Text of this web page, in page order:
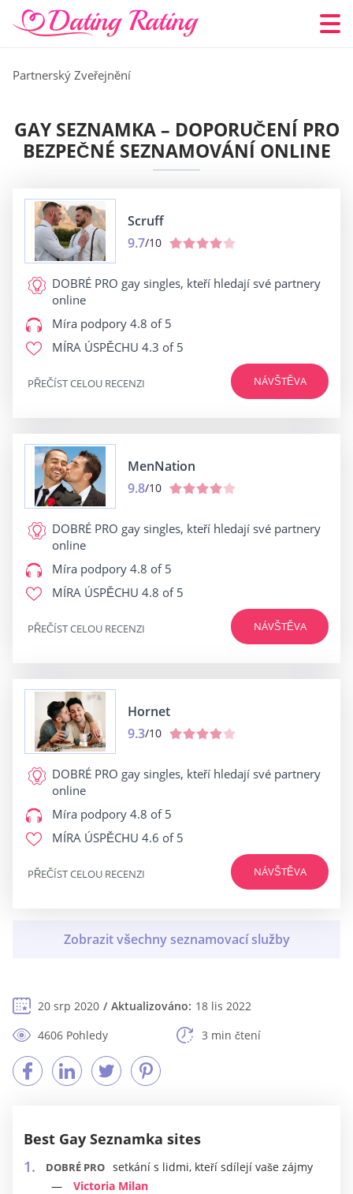
Partnerský Zveřejnění
GAY SEZNAMKA – DOPORUČENÍ PRO
BEZPEČNÉ SEZNAMOVÁNÍ ONLINE
Scruff
9.7/10
DOBRÉ PRO gay singles, kteří hledají své partnery
online
Míra podpory 4.8 of 5
MÍRA ÚSPĚCHU 4.3 of 5
NÁVŠTĚVA
PŘEČÍST CELOU RECENZI
MenNation
9.8/10
DOBRÉ PRO gay singles, kteří hledají své partnery
online
Míra podpory 4.8 of 5
MÍRA ÚSPĚCHU 4.8 of 5
NÁVŠTĚVA
PŘEČÍST CELOU RECENZI
Hornet
9.3/10
DOBRÉ PRO gay singles, kteří hledají své partnery
online
Míra podpory 4.8 of 5
MÍRA ÚSPĚCHU 4.6 of 5
NÁVŠTĚVA
PŘEČÍST CELOU RECENZI
20 srp 2020 Aktualizováno: 18 lis 2022
4606 Pohledy
3 min čtení
Best Gay Seznamka sites
DOBRÉ PRO setkání s lidmi, kteří sdílejí vaše zájmy
Victoria Milan